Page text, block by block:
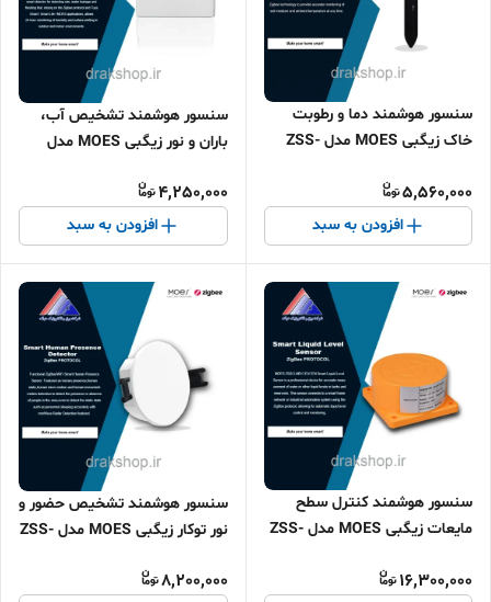
سنسور هوشمند دما و رطوبت
خاک زیگبی MOES مدل ZSS-
5,560,000
افزودن به سبد
سنسور هوشمند تشخیص آب،
باران و نور زیگبی MOES مدل
4,250,000
افزودن به سبد
سنسور هوشمند کنترل سطح
مایعات زیگبی MOES مدل ZSS-
16,300,000
سنسور هوشمند تشخیص حضور و
نور توکار زیگبی MOES مدل ZSS-
8,200,000